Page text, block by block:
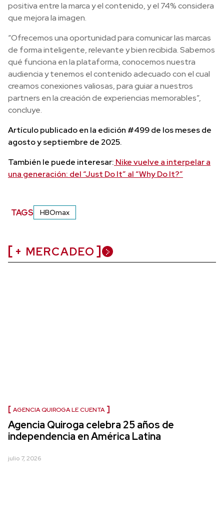
positiva entre la marca y el contenido, y el 74% considera
que mejora la imagen.
“Ofrecemos una oportunidad para comunicar las marcas
de forma inteligente, relevante y bien recibida. Sabemos
qué funciona en la plataforma, conocemos nuestra
audiencia y tenemos el contenido adecuado con el cual
creamos conexiones valiosas, para guiar a nuestros
partners en la creación de experiencias memorables”,
concluye.
Artículo publicado en la edición #499 de los meses de
agosto y septiembre de 2025.
También le puede interesar: Nike vuelve a interpelar a
una generación: del “Just Do It” al “Why Do It?”
TAGS HBOmax
+ MERCADEO
AGENCIA QUIROGA LE CUENTA
Agencia Quiroga celebra 25 años de
independencia en América Latina
julio 7, 2026